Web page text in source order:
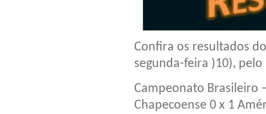
Confira os resultados
segunda-feira )10),
Campeonato Brasileiro
Chapecoense 0 x 1